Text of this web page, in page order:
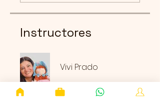
Instructores
Vivi Prado